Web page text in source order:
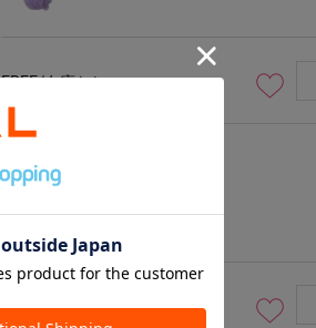
¥330（税込）
FREE/在庫なし